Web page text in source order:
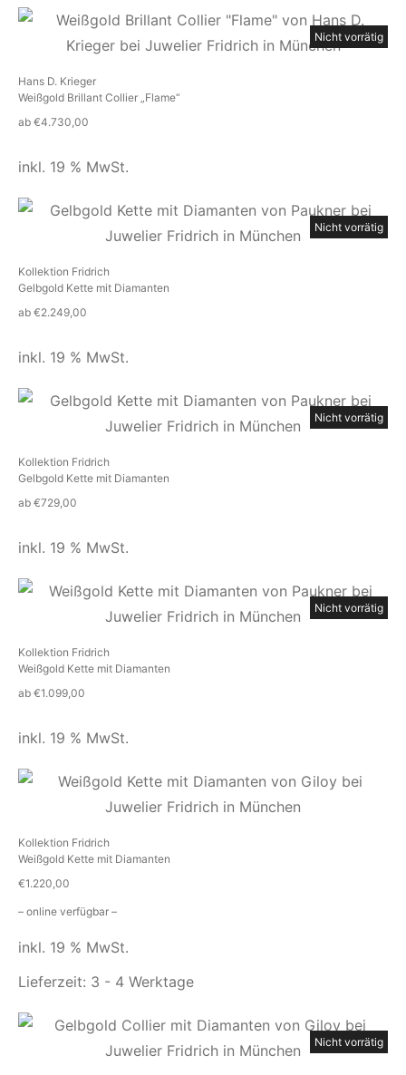
Nicht vorrätig
Hans D. Krieger
Weißgold Brillant Collier „Flame“
ab €4.730,00
inkl. 19 % MwSt.
Nicht vorrätig
Kollektion Fridrich
Gelbgold Kette mit Diamanten
ab €2.249,00
inkl. 19 % MwSt.
Nicht vorrätig
Kollektion Fridrich
Gelbgold Kette mit Diamanten
ab €729,00
inkl. 19 % MwSt.
Nicht vorrätig
Kollektion Fridrich
Weißgold Kette mit Diamanten
ab €1.099,00
inkl. 19 % MwSt.
Kollektion Fridrich
Weißgold Kette mit Diamanten
€1.220,00
– online verfügbar –
inkl. 19 % MwSt.
Lieferzeit: 3 - 4 Werktage
Nicht vorrätig